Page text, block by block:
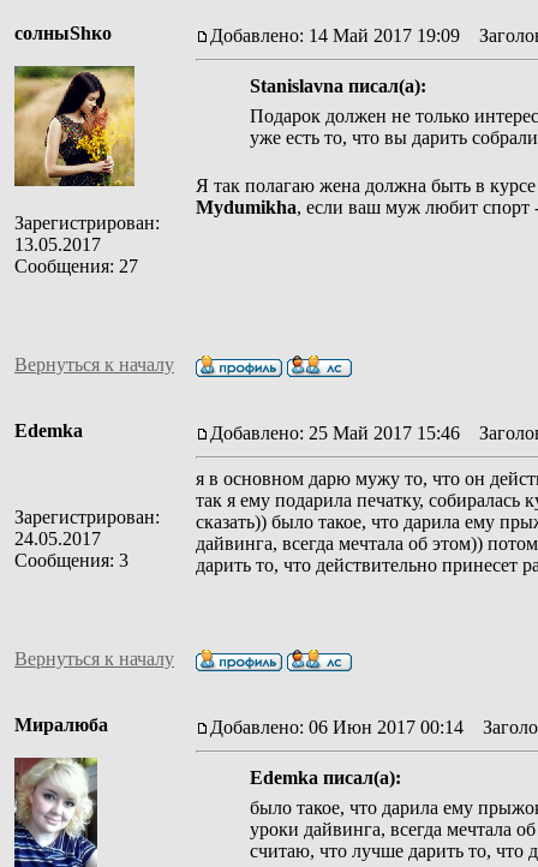
солныShко
Зарегистрирован:
13.05.2017
Сообщения: 27
Добавлено: 14 Май 2017 19:09
Stanislavna писал(а):
Подарок должен не только
уже есть то, что вы дарить
Я так полагаю жена должна быть в
Mydumikha, если ваш муж любит спорт
Вернуться к началу
Edemka
Зарегистрирован:
24.05.2017
Сообщения: 3
Добавлено: 25 Май 2017 15:46
я в основном дарю мужу то, что он
так я ему подарила печатку,
сказать)) было такое, что дарила ему
дайвинга, всегда мечтала об этом))
дарить то, что действительно принесет
Вернуться к началу
Миралюба Добавлено: 06 Июн 2017 00:14
Edemka писал(а):
было такое, что дарила ему
уроки дайвинга, всегда мечтала
считаю, что лучше дарить то, что